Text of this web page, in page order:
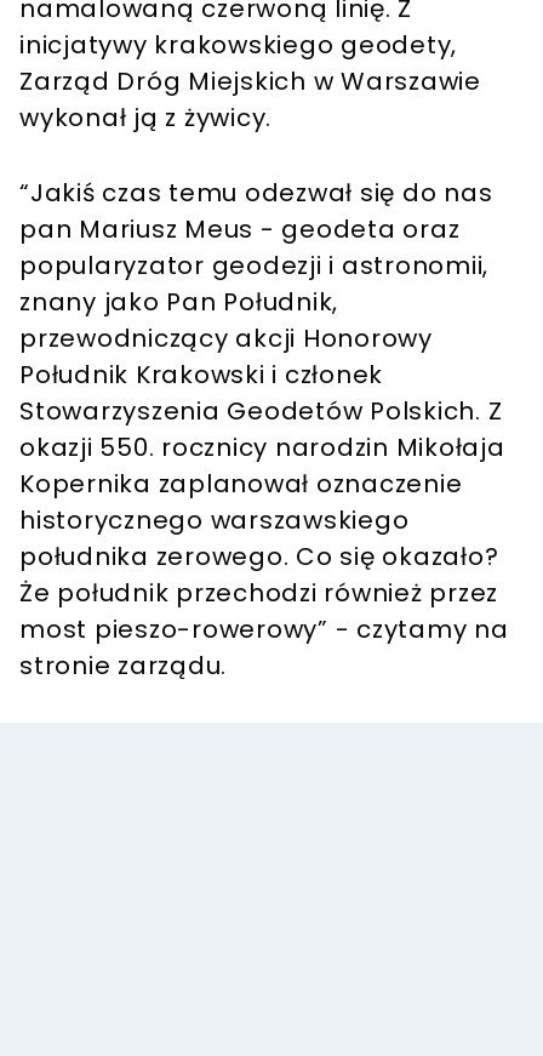
namalowaną czerwoną linię. Z
inicjatywy krakowskiego geodety,
Zarząd Dróg Miejskich w Warszawie
wykonał ją z żywicy.
“Jakiś czas temu odezwał się do nas
pan Mariusz Meus - geodeta oraz
popularyzator geodezji i astronomii,
znany jako Pan Południk,
przewodniczący akcji Honorowy
Południk Krakowski i członek
Stowarzyszenia Geodetów Polskich. Z
okazji 550. rocznicy narodzin Mikołaja
Kopernika zaplanował oznaczenie
historycznego warszawskiego
południka zerowego. Co się okazało?
Że południk przechodzi również przez
most pieszo-rowerowy” - czytamy na
stronie zarządu.